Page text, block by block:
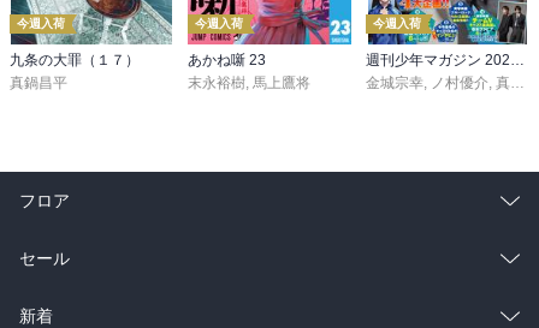
今週入荷
九条の大罪（１７）
真鍋昌平
今週入荷
あかね噺 23
末永裕樹, 馬上鷹将
今週入荷
週刊少年マガジン 2026年36・37号[2026年8月5日発売]
金城宗幸, ノ村優介, 真島ヒロ
フロア
総合
ラノベ
セール
総合
新着